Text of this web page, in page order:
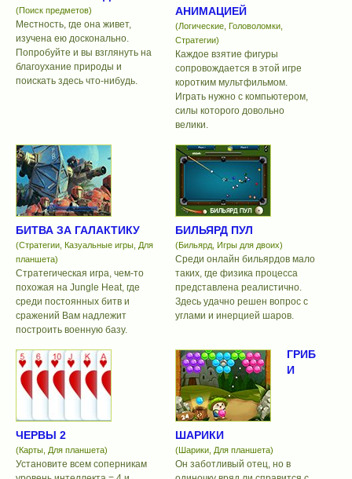
(Поиск предметов)
Местность, где она живет,
изучена ею досконально.
Попробуйте и вы взглянуть на
благоухание природы и
поискать здесь что-нибудь.
АНИМАЦИЕЙ
(Логические, Головоломки,
Стратегии)
Каждое взятие фигуры
сопровождается в этой игре
коротким мультфильмом.
Играть нужно с компьютером,
силы которого довольно
велики.
БИТВА ЗА ГАЛАКТИКУ
(Стратегии, Казуальные игры, Для
планшета)
Стратегическая игра, чем-то
похожая на Jungle Heat, где
среди постоянных битв и
сражений Вам надлежит
построить военную базу.
БИЛЬЯРД ПУЛ
(Бильярд, Игры для двоих)
Среди онлайн бильярдов мало
таких, где физика процесса
представлена реалистично.
Здесь удачно решен вопрос с
углами и инерцией шаров.
ЧЕРВЫ 2
(Карты, Для планшета)
Установите всем соперникам
ГРИБ
И
ШАРИКИ
(Шарики, Для планшета)
Он заботливый отец, но в